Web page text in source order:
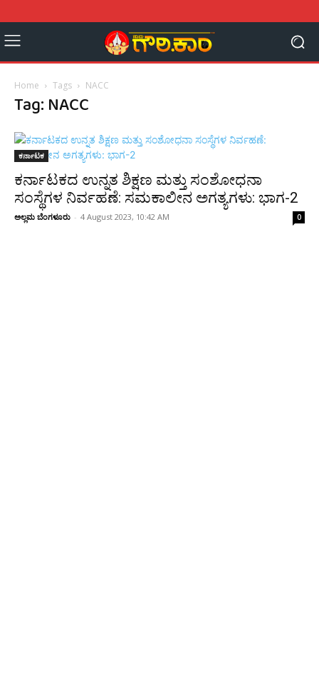
Home Tags NACC
Tag: NACC
ಕರ್ನಾಟಕ
ಕರ್ನಾಟಕದ ಉನ್ನತ ಶಿಕ್ಷಣ ಮತ್ತು ಸಂಶೋಧನಾ
ಸಂಸ್ಥೆಗಳ ನಿರ್ವಹಣೆ: ಸಮಕಾಲೀನ ಅಗತ್ಯಗಳು: ಭಾಗ-2
ಅಲ್ಲಮ ಬೆಂಗಳೂರು - 4 August 2023, 10:42 AM 0